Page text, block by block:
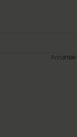
Annonce